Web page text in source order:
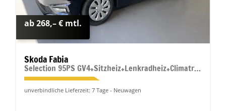
ab 268,– € mtl.
Skoda Fabia
Selection 95PS GV4+Sitzheiz+Lenkradheiz+Climatronic+Sunset+AppConnect+PDC
unverbindliche Lieferzeit: 7 Tage Neuwagen